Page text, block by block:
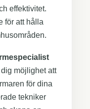
effektivitet.
för att hålla
möjlighet att
för dina
tekniker